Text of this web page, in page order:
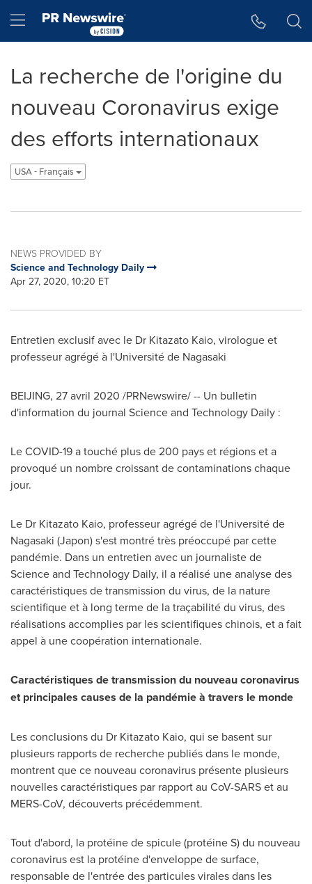
Hamburger menu
La recherche de l'origine du
nouveau Coronavirus exige
des efforts internationaux
USA - Français
NEWS PROVIDED BY
Science and Technology Daily
Apr 27, 2020, 10:20 ET
Entretien exclusif avec le Dr Kitazato Kaio, virologue et
professeur agrégé à l'Université de Nagasaki
BEIJING, 27 avril 2020 /PRNewswire/ -- Un bulletin
d'information du journal Science and Technology Daily :
Le COVID-19 a touché plus de 200 pays et régions et a
provoqué un nombre croissant de contaminations chaque
jour.
Le Dr Kitazato Kaio, professeur agrégé de l'Université de
Nagasaki (Japon) s'est montré très préoccupé par cette
pandémie. Dans un entretien avec un journaliste de
Science and Technology Daily, il a réalisé une analyse des
caractéristiques de transmission du virus, de la nature
scientifique et à long terme de la traçabilité du virus, des
réalisations accomplies par les scientifiques chinois, et a fait
appel à une coopération internationale.
Caractéristiques de transmission du nouveau coronavirus
et principales causes de la pandémie à travers le monde
Les conclusions du Dr Kitazato Kaio, qui se basent sur
plusieurs rapports de recherche publiés dans le monde,
montrent que ce nouveau coronavirus présente plusieurs
nouvelles caractéristiques par rapport au CoV-SARS et au
MERS-CoV, découverts précédemment.
Tout d'abord, la protéine de spicule (protéine S) du nouveau
coronavirus est la protéine d'enveloppe de surface,
responsable de l'entrée des particules virales dans les